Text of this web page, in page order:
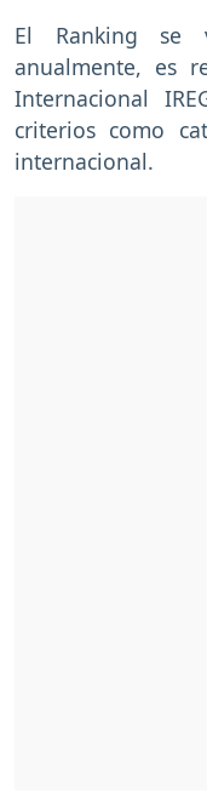
El Ranking se
anualmente, es
Internacional
criterios como
internacional.